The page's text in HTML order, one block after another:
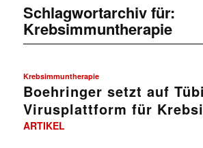
Schlagwortarchiv für:
Krebsimmuntherapie
Krebsimmuntherapie
Boehringer setzt auf
Virusplattform für
ARTIKEL